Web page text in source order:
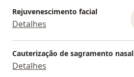
Rejuvenescimento facial
Detalhes
Cauterização de sagramento nasal
Detalhes